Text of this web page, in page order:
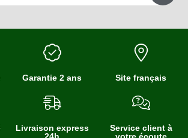
Garantie 2 ans Site français
Livraison express
24h
Service client à
votre écoute